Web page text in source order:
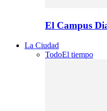
El Campus
La Ciudad
TodoEl tiempo